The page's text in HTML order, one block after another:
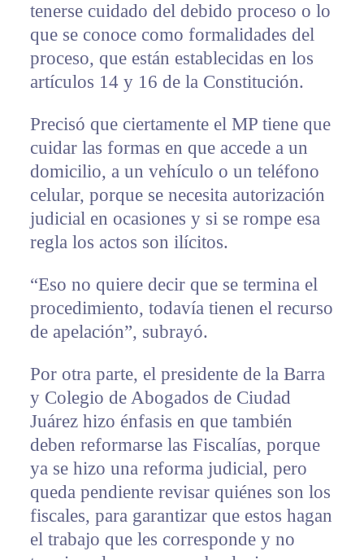
tenerse cuidado del debido proceso o lo
que se conoce como formalidades del
proceso, que están establecidas en los
artículos 14 y 16 de la Constitución.
Precisó que ciertamente el MP tiene que
cuidar las formas en que accede a un
domicilio, a un vehículo o un teléfono
celular, porque se necesita autorización
judicial en ocasiones y si se rompe esa
regla los actos son ilícitos.
“Eso no quiere decir que se termina el
procedimiento, todavía tienen el recurso
de apelación”, subrayó.
Por otra parte, el presidente de la Barra
y Colegio de Abogados de Ciudad
Juárez hizo énfasis en que también
deben reformarse las Fiscalías, porque
ya se hizo una reforma judicial, pero
queda pendiente revisar quiénes son los
fiscales, para garantizar que estos hagan
el trabajo que les corresponde y no